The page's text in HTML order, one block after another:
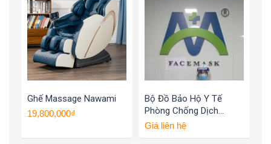
Ghế Massage Nawami
19,800,000₫
Bộ Đồ Bảo Hộ Y Tế
Phòng Chống Dịch
Vượng Anh
Giá liên hệ